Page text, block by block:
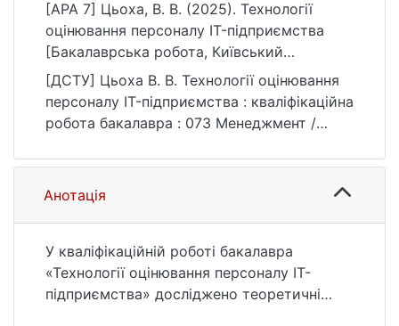
[APA 7] Цьоха, В. В. (2025). Технології
оцінювання персоналу IT-підприємства
[Бакалаврська робота, Київський
національний університет імені Тараса
Шевченка]. eKNUTSHIR.
https://ir.library.knu.ua/handle/15071834/752
3
[ДСТУ] Цьоха В. В. Технології оцінювання
персоналу IT-підприємства : кваліфікаційна
робота бакалавра : 073 Менеджмент /
URL:
https://ir.library.knu.ua/handle/15071834/752
3 (дата звернення: 25.07.2026).
Анотація
У кваліфікаційній роботі бакалавра
«Технології оцінювання персоналу IT-
підприємства» досліджено теоретичні